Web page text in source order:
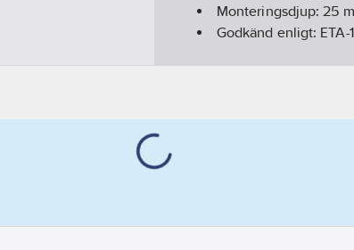
Monteringsdjup:25
Godkänd enligt: ETA-